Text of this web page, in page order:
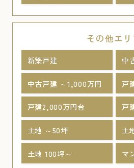
その他エリ
新築戸建 中
中古戸建 ～1,000万円 戸
戸建2,000万円台 戸
土地 ～50坪 土
土地 100坪～ マ